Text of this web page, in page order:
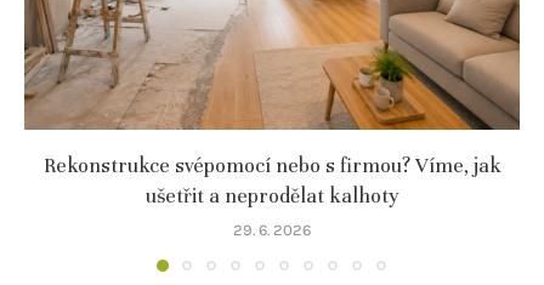
Rekonstrukce svépomocí nebo s firmou? Víme, jak
ušetřit a neprodělat kalhoty
29. 6. 2026